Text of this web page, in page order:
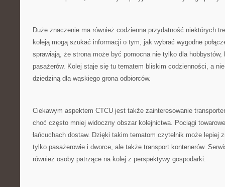
Duże znaczenie ma również codzienna przydatność niektórych
koleją mogą szukać informacji o tym, jak wybrać wygodne
sprawiają, że strona może być pomocna nie tylko dla hobbystów,
pasażerów. Kolej staje się tu tematem bliskim codzienności, a
dziedziną dla wąskiego grona odbiorców.
Ciekawym aspektem CTCU jest także zainteresowanie
choć często mniej widoczny obszar kolejnictwa. Pociągi
łańcuchach dostaw. Dzięki takim tematom czytelnik może lepiej
tylko pasażerowie i dworce, ale także transport kontenerów.
również osoby patrzące na kolej z perspektywy gospodarki.